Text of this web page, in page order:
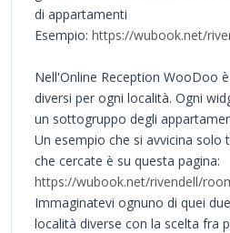
di appartamenti
Esempio: https://wubook.net/
Nell'Online Reception WooDoo
diversi per ogni località. Ogni
un sottogruppo degli
Un esempio che si avvicina solo
che cercate è su questa pagina:
https://wubook.net/rivendell/
Immaginatevi ognuno di quei
località diverse con la scelta fra